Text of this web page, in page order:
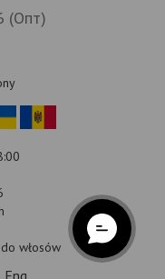
(Опт)
włosów
Eng